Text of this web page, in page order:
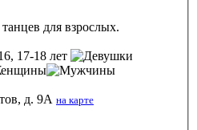
для взрослых.
17-18 лет
д. 9А на карте